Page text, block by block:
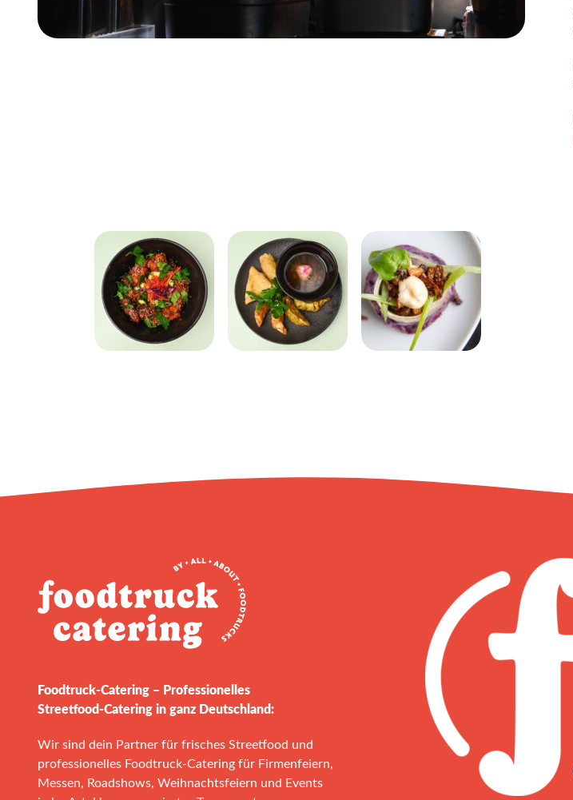
Foodtruck‑Catering – Professionelles
Streetfood‑Catering in ganz Deutschland:
Wir sind dein Partner für frisches Streetfood und
professionelles Foodtruck‑Catering für Firmenfeiern,
Messen, Roadshows, Weihnachtsfeiern und Events